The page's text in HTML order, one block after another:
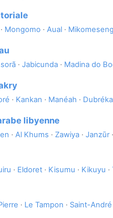
· Mongomo · Aual · Mikomeseng
· Jabicunda · Madina do
· Kankan · Manéah · Dubréka
libyenne
· Al Khums · Zawiya · Janzūr·
· Eldoret · Kisumu · Kikuyu ·
· Le Tampon · Saint-André